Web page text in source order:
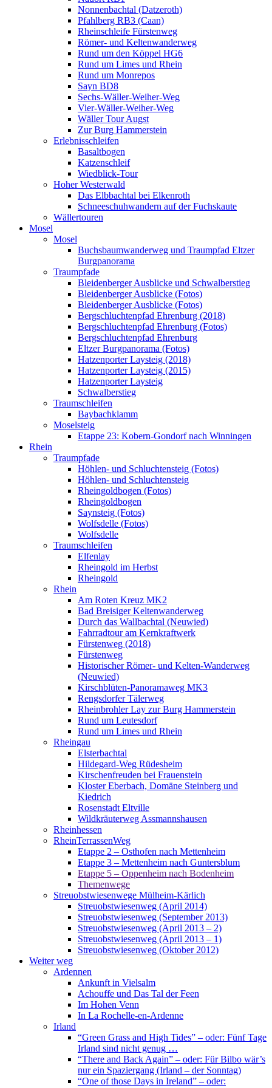
Nonnenbachtal (Datzeroth)
Pfahlberg RB3 (Caan)
Rheinschleife Fürstenweg
Römer- und Keltenwanderweg
Rund um den Köppel HG6
Rund um Limes und Rhein
Rund um Monrepos
Sayn BD8
Sechs-Wäller-Weiher-Weg
Vier-Wäller-Weiher-Weg
Wäller Tour Augst
Zur Burg Hammerstein
Erlebnisschleifen
Basaltbogen
Katzenschleif
Wiedblick-Tour
Hoher Westerwald
Das Elbbachtal bei Elkenroth
Schneeschuhwandern auf der Fuchskaute
Wällertouren
Mosel
Mosel
Buchsbaumwanderweg und Traumpfad Eltzer
Burgpanorama
Traumpfade
Bleidenberger Ausblicke und Schwalberstieg
Bleidenberger Ausblicke (Fotos)
Bleidenberger Ausblicke (Fotos)
Bergschluchtenpfad Ehrenburg (2018)
Bergschluchtenpfad Ehrenburg (Fotos)
Bergschluchtenpfad Ehrenburg
Eltzer Burgpanorama (Fotos)
Hatzenporter Laysteig (2018)
Hatzenporter Laysteig (2015)
Hatzenporter Laysteig
Schwalberstieg
Traumschleifen
Baybachklamm
Moselsteig
Etappe 23: Kobern-Gondorf nach Winningen
Rhein
Traumpfade
Höhlen- und Schluchtensteig (Fotos)
Höhlen- und Schluchtensteig
Rheingoldbogen (Fotos)
Rheingoldbogen
Saynsteig (Fotos)
Wolfsdelle (Fotos)
Wolfsdelle
Traumschleifen
Elfenlay
Rheingold im Herbst
Rheingold
Rhein
Am Roten Kreuz MK2
Bad Breisiger Keltenwanderweg
Durch das Wallbachtal (Neuwied)
Fahrradtour am Kernkraftwerk
Fürstenweg (2018)
Fürstenweg
Historischer Römer- und Kelten-Wanderweg
(Neuwied)
Kirschblüten-Panoramaweg MK3
Rengsdorfer Tälerweg
Rheinbrohler Lay zur Burg Hammerstein
Rund um Leutesdorf
Rund um Limes und Rhein
Rheingau
Elsterbachtal
Hildegard-Weg Rüdesheim
Kirschenfreuden bei Frauenstein
Kloster Eberbach, Domäne Steinberg und
Kiedrich
Rosenstadt Eltville
Wildkräuterweg Assmannshausen
Rheinhessen
RheinTerrassenWeg
Etappe 2 – Osthofen nach Mettenheim
Etappe 3 – Mettenheim nach Guntersblum
Etappe 5 – Oppenheim nach Bodenheim
Themenwege
Streuobstwiesenwege Mülheim-Kärlich
Streuobstwiesenweg (April 2014)
Streuobstwiesenweg (September 2013)
Streuobstwiesenweg (April 2013 – 2)
Streuobstwiesenweg (April 2013 – 1)
Streuobstwiesenweg (Oktober 2012)
Weiter weg
Ardennen
Ankunft in Vielsalm
Achouffe und Das Tal der Feen
Im Hohen Venn
In La Rochelle-en-Ardenne
Irland
“Green Grass and High Tides” – oder: Fünf Tage
Irland sind nicht genug …
“There and Back Again” – oder: Für Bilbo wär’s
nur ein Spaziergang (Irland – der Sonntag)
“One of those Days in Ireland” – oder: